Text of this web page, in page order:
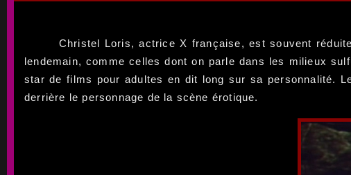
Christel Loris, actrice X française, est souvent
lendemain, comme celles dont on parle dans les milieux
star de films pour adultes en dit long sur sa personnalité.
derrière le personnage de la scène érotique.